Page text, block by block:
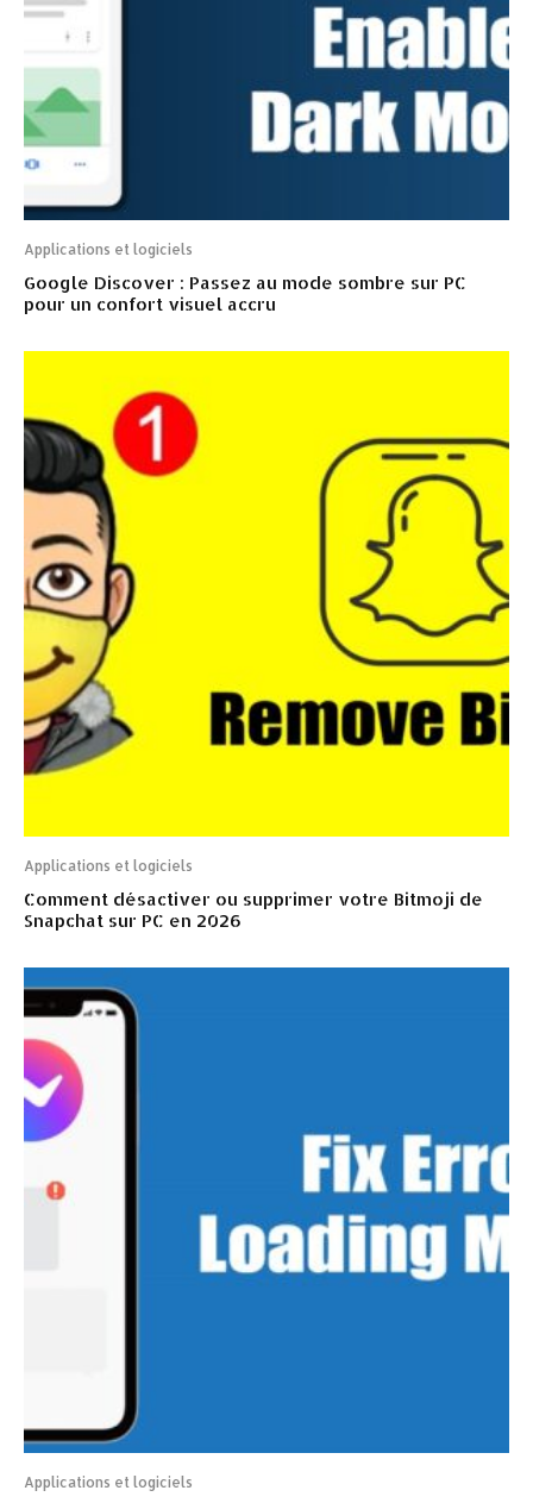
Applications et logiciels
Google Discover : Passez au mode sombre sur PC
pour un confort visuel accru
Applications et logiciels
Comment désactiver ou supprimer votre Bitmoji de
Snapchat sur PC en 2026
Applications et logiciels